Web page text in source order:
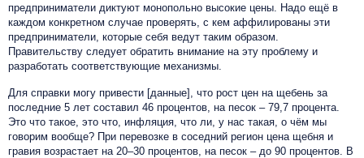
предприниматели диктуют монопольно высокие цены. Надо ещё в
каждом конкретном случае проверять, с кем аффилированы эти
предприниматели, которые себя ведут таким образом.
Правительству следует обратить внимание на эту проблему и
разработать соответствующие механизмы.
Для справки могу привести [данные], что рост цен на щебень за
последние 5 лет составил 46 процентов, на песок – 79,7 процента.
Это что такое, это что, инфляция, что ли, у нас такая, о чём мы
говорим вообще? При перевозке в соседний регион цена щебня и
гравия возрастает на 20–30 процентов, на песок – до 90 процентов. В